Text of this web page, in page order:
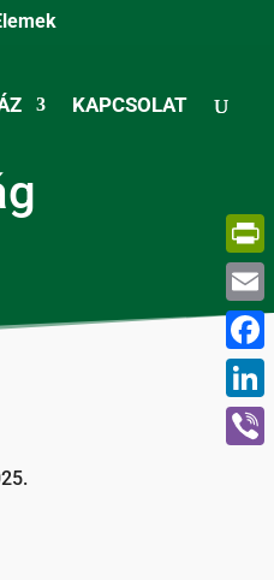
KAPCSOLAT
Email